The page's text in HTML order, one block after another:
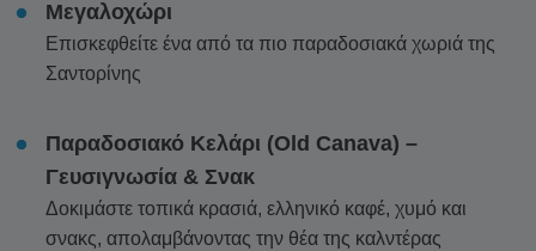
Μεγαλοχώρι
Επισκεφθείτε ένα από τα πιο παραδοσιακά χωριά της
Σαντορίνης
Παραδοσιακό Κελάρι (Old Canava) –
Γευσιγνωσία & Σνακ
Δοκιμάστε τοπικά κρασιά, ελληνικό καφέ, χυμό και
σνακς, απολαμβάνοντας την θέα της καλντέρας